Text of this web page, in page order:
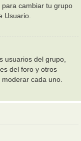
cambiar tu grupo
Usuario.
usuarios del grupo,
del foro y otros
cada uno.